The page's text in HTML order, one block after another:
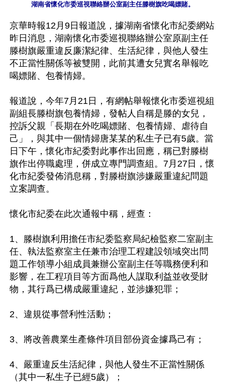
湖南省懷化市委巡視聯絡辦公室副主任滕樹旗吃喝嫖賭。
京華時報12月9日報道說，據湖南省懷化市紀委網站
昨日消息，湖南懷化市委巡視聯絡辦公室原副主任
滕樹旗嚴重違反廉潔紀律、生活紀律，與他人發生
不正當性關係等被雙開，此前其遭女兒實名舉報吃
喝嫖賭、包養情婦。
報道說，今年7月21日，有網帖舉報懷化市委巡視組
副組長滕樹旗包養情婦，發帖人自稱是滕的女兒，
控訴父親「長期在外吃喝嫖賭、包養情婦、虐待自
己」，與其中一個情婦唐某某的私生子已有5歲。當
日下午，懷化市紀委對此事作出回應，稱已對滕樹
旗作出停職處理，併成立專門調查組。7月27日，懷
化市紀委發佈消息稱，對滕樹旗涉嫌嚴重違紀問題
立案調查。
懷化市紀委在此次通報中稱，經查：
1、滕樹旗利用擔任市紀委監察局紀檢監察二室副主
任、執法監察室主任兼市治理工程建設領域突出問
題工作領導小組成員兼辦公室副主任等職務便利和
影響，在工程項目等方面爲他人謀取利益並收受財
物，其行爲已構成嚴重違紀，並涉嫌犯罪；
2、違規從事營利性活動；
3、將改善農業生產條件項目部份資金據爲己有；
4、嚴重違反生活紀律，與他人發生不正當性關係
（其中一私生子已經5歲）；